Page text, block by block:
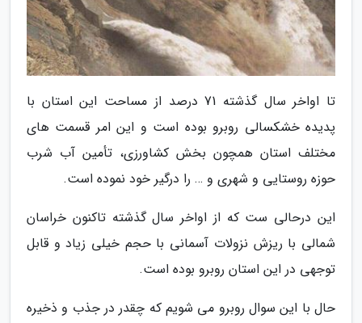
تا اواخر سال گذشته 71 درصد از مساحت این استان با
پدیده خشکسالی روبرو بوده است و این امر قسمت های
مختلف استان همچون بخش کشاورزی، تأمین آب شرب
حوزه روستایی و شهری و … را درگیر خود نموده است.
این درحالی ست که از اواخر سال گذشته تاکنون خراسان
شمالی با ریزش نزولات آسمانی با حجم خیلی زیاد و قابل
توجهی در این استان روبرو بوده است.
حال با این سوال روبرو می شویم که چقدر در جذب و ذخیره